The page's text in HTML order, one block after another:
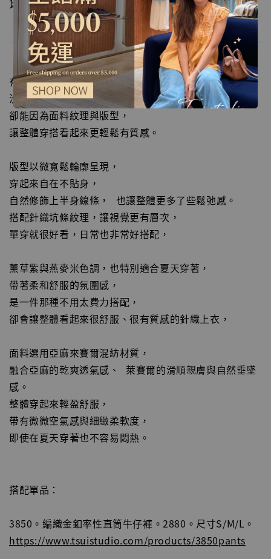
貨標準可接受範圍。
有時候最喜歡的， 反而是這種簡單卻很耐看的上衣，
沒有過多繁複設計，
卻能因為面料紋理與版型，
讓整體穿搭看起來更輕鬆有質感。
版型以微寬鬆輪廓呈現，
穿起來自在不貼身，
自然修飾上半身線條， 也讓整體更多了些鬆弛感。
搭配針織坑條紋理，讓視覺更有層次，
單穿就很好看，日常也非常好搭配，
薰草紫與燕麥米色調，也特別適合夏天穿著，
帶著柔和舒服的氛圍感，
是一件那種不用太費力搭配，
卻會讓整體看起來很舒服、很有質感的針織上衣，
面料選用亞麻來賽爾混紡材質，
融合亞麻的乾爽透氣感、 萊賽爾的滑順親膚與自然垂墜
感。
整體穿起來輕盈舒服，
帶有微微空氣感與細緻柔軟度，
即使在夏天穿著也不容易悶熱。
搭配單品：
3850。編織金釦率性直筒牛仔褲。2880。尺寸S/M/L。
https://www.tsuistudio.com/products/3850pants